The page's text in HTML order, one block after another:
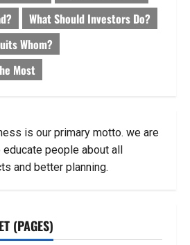
What Should Investors Do?
Whom?
Most
is our primary motto. we are
people about all
and better planning.
(PAGES)